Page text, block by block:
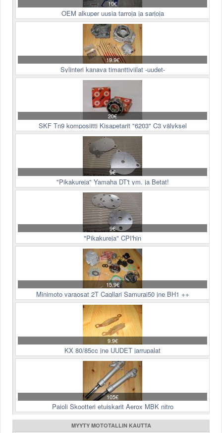
10€
OEM alkuper uusia tarroja ja sarjoja
19.9€
Sylinteri kanava timanttiviilat -uudet-
20€
SKF Tn9 komposiitti Kisapetarit "6203" C3 välyksel
9€
"Pikakureja" Yamaha DT't ym. ja Betat!
9€
"Pikakureja" CPI'hin
15.9€
Minimoto varaosat 2T Cagllari Samurai50 jne BH1 ++
9.9€
KX 80/85cc jne UUDET jarrupalat
105€
Paioli Skootteri etuiskarit Aerox MBK nitro
MYYTY MOTOTALLIN KAUTTA